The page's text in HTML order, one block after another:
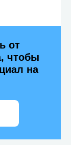
от
чтобы
на